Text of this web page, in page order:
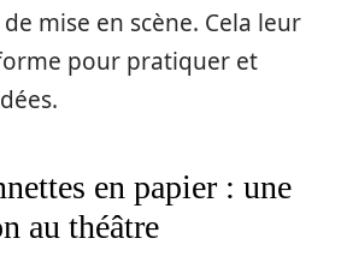
mise en scène. Cela leur
pour pratiquer et
en papier : une
au théâtre